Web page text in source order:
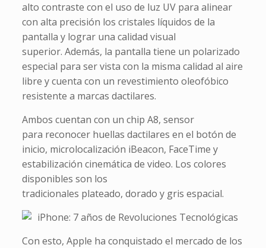
alto contraste con el uso de luz UV para alinear
con alta precisión los cristales líquidos de la
pantalla y lograr una calidad visual
superior. Además, la pantalla tiene un polarizado
especial para ser vista con la misma calidad al aire
libre y cuenta con un revestimiento oleofóbico
resistente a marcas dactilares.
Ambos cuentan con un chip A8, sensor
para reconocer huellas dactilares en el botón de
inicio, microlocalización iBeacon, FaceTime y
estabilización cinemática de video. Los colores
disponibles son los
tradicionales plateado, dorado y gris espacial.
Con esto, Apple ha conquistado el mercado de los